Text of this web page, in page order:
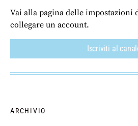
Vai alla pagina delle impostazioni
collegare un account.
Iscriviti al
ARCHIVIO